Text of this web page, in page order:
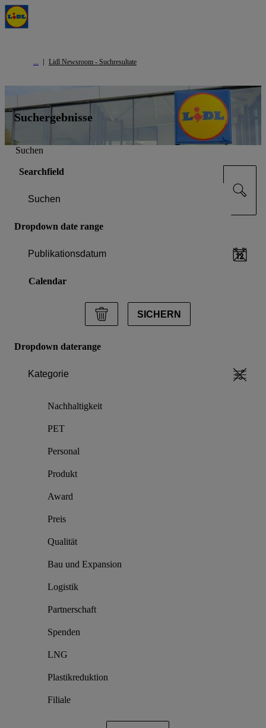
Lidl Newsroom - Suchresultate
Suchergebnisse
Suchen
Searchfield
Dropdown date range
Publikationsdatum
Calendar
SICHERN
Dropdown daterange
Kategorie
Nachhaltigkeit
PET
Personal
Produkt
Award
Preis
Qualität
Bau und Expansion
Logistik
Partnerschaft
Spenden
LNG
Plastikreduktion
Filiale